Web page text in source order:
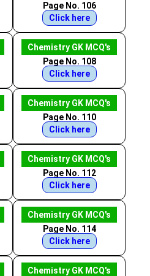
Page No. 106
Click here
Chemistry GK MCQ's
Page No. 108
Click here
Chemistry GK MCQ's
Page No. 110
Click here
Chemistry GK MCQ's
Page No. 112
Click here
Chemistry GK MCQ's
Page No. 114
Click here
Chemistry GK MCQ's